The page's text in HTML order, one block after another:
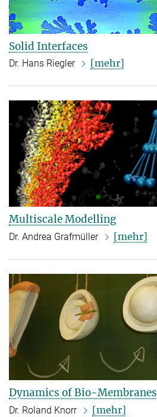
Solid Interfaces
Dr. Hans Riegler [mehr]
Multiscale Modelling
Dr. Andrea Grafmüller [mehr]
Dynamics of Bio-Membranes
Dr. Roland Knorr [mehr]